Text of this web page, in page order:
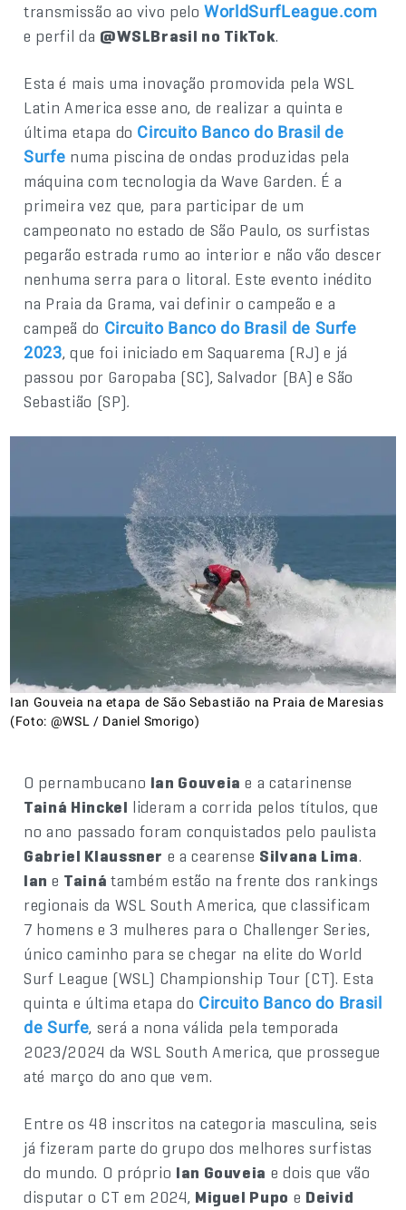
transmissão ao vivo peloWorldSurfLeague.com
e perfil da @WSLBrasil no TikTok.
Esta é mais uma inovação promovida pela WSL
Latin America esse ano, de realizar a quinta e
última etapa do Circuito Banco do Brasil de
Surfe numa piscina de ondas produzidas pela
máquina com tecnologia da Wave Garden. É a
primeira vez que, para participar de um
campeonato no estado de São Paulo, os surfistas
pegarão estrada rumo ao interior e não vão descer
nenhuma serra para o litoral. Este evento inédito
na Praia da Grama, vai definir o campeão e a
campeã do Circuito Banco do Brasil de Surfe
2023, que foi iniciado em Saquarema (RJ) e já
passou por Garopaba (SC), Salvador (BA) e São
Sebastião (SP).
Ian Gouveia na etapa de São Sebastião na Praia de Maresias
(Foto: @WSL / Daniel Smorigo)
O pernambucano Ian Gouveia e a catarinense
Tainá Hinckel lideram a corrida pelos títulos, que
no ano passado foram conquistados pelo paulista
Gabriel Klaussner e a cearense Silvana Lima.
Ian e Tainá também estão na frente dos rankings
regionais da WSL South America, que classificam
7 homens e 3 mulheres para o Challenger Series,
único caminho para se chegar na elite do World
Surf League (WSL) Championship Tour (CT). Esta
quinta e última etapa do Circuito Banco do Brasil
de Surfe, será a nona válida pela temporada
2023/2024 da WSL South America, que prossegue
até março do ano que vem.
Entre os 48 inscritos na categoria masculina, seis
já fizeram parte do grupo dos melhores surfistas
do mundo. O próprio Ian Gouveia e dois que vão
disputar o CT em 2024, Miguel Pupo e Deivid